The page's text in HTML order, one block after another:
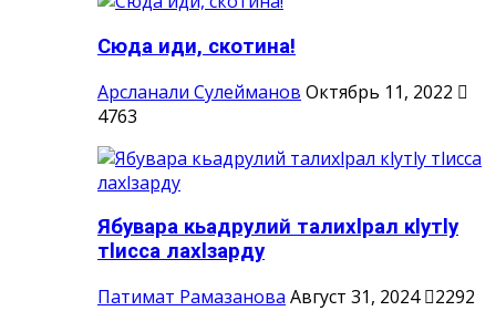
Сюда иди, скотина!
Арсланали Сулейманов Октябрь 11, 2022
4763
Ябувара кьадрулий талихlрал кlутlу
тlисса лахlзарду
Патимат Рамазанова Август 31, 2024 2292